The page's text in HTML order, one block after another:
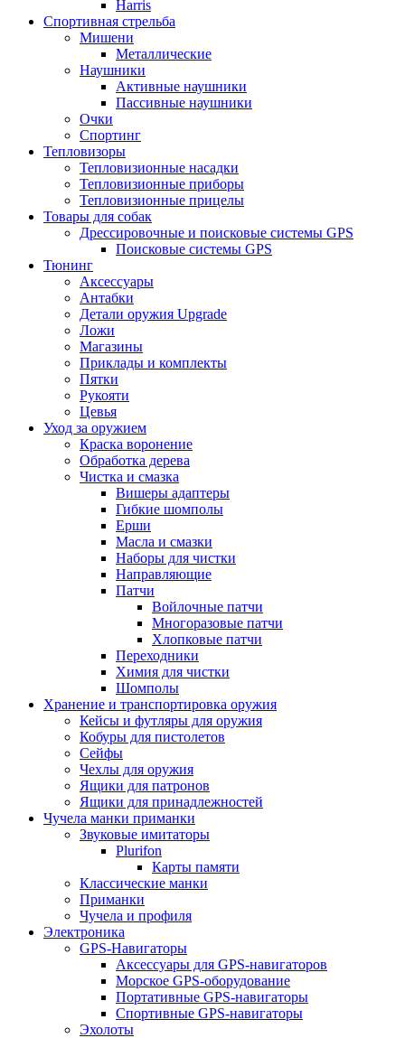
Harris
Спортивная стрельба
Мишени
Металлические
Наушники
Активные наушники
Пассивные наушники
Очки
Спортинг
Тепловизоры
Тепловизионные насадки
Тепловизионные приборы
Тепловизионные прицелы
Товары для собак
Дрессировочные и поисковые системы GPS
Поисковые системы GPS
Тюнинг
Аксессуары
Антабки
Детали оружия Upgrade
Ложи
Магазины
Приклады и комплекты
Пятки
Рукояти
Цевья
Уход за оружием
Краска воронение
Обработка дерева
Чистка и смазка
Вишеры адаптеры
Гибкие шомполы
Ерши
Масла и смазки
Наборы для чистки
Направляющие
Патчи
Войлочные патчи
Многоразовые патчи
Хлопковые патчи
Переходники
Химия для чистки
Шомполы
Хранение и транспортировка оружия
Кейсы и футляры для оружия
Кобуры для пистолетов
Сейфы
Чехлы для оружия
Ящики для патронов
Ящики для принадлежностей
Чучела манки приманки
Звуковые имитаторы
Plurifon
Карты памяти
Классические манки
Приманки
Чучела и профиля
Электроника
GPS-Навигаторы
Аксессуары для GPS-навигаторов
Морское GPS-оборудование
Портативные GPS-навигаторы
Спортивные GPS-навигаторы
Эхолоты